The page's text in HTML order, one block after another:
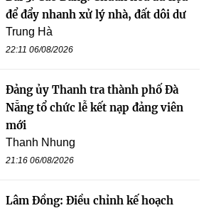
để đẩy nhanh xử lý nhà, đất dôi dư
Trung Hà
22:11 06/08/2026
Đảng ủy Thanh tra thành phố Đà
Nẵng tổ chức lễ kết nạp đảng viên
mới
Thanh Nhung
21:16 06/08/2026
Lâm Đồng: Điều chỉnh kế hoạch